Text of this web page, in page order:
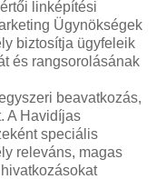
linképítési
Ügynökségek
biztosítja ügyfeleik
és rangsorolásának
beavatkozás,
A Havidíjas
speciális
releváns, magas